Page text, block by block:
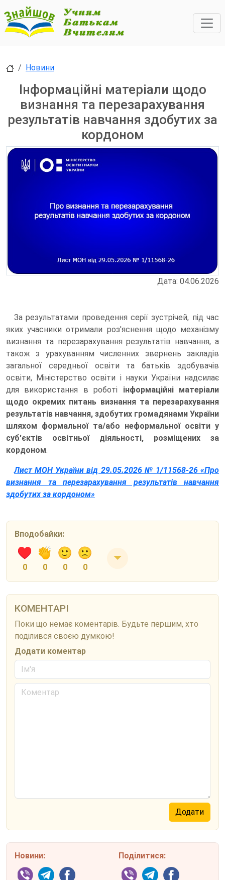
Новини
Інформаційні матеріали щодо
визнання та перезарахування
результатів навчання здобутих за
кордоном
Дата: 04.06.2026
За результатами проведення серії зустрічей, під час
яких учасники отримали роз'яснення щодо механізму
визнання та перезарахування результатів навчання, а
також з урахуванням численних звернень закладів
загальної середньої освіти та батьків здобувачів
освіти, Міністерство освіти і науки України надсилає
для використання в роботі інформаційні матеріали
щодо окремих питань визнання та перезарахування
результатів навчання, здобутих громадянами України
шляхом формальної та/або неформальної освіти у
суб'єктів освітньої діяльності, розміщених за
кордоном.
Лист МОН України від 29.05.2026 № 1/11568-26 «Про
визнання та перезарахування результатів навчання
здобутих за кордоном»
Вподобайки:
0 0 0 0
КОМЕНТАРІ
Поки що немає коментарів. Будьте першим, хто
поділився своєю думкою!
Додати коментар
Новини: Поділитися: